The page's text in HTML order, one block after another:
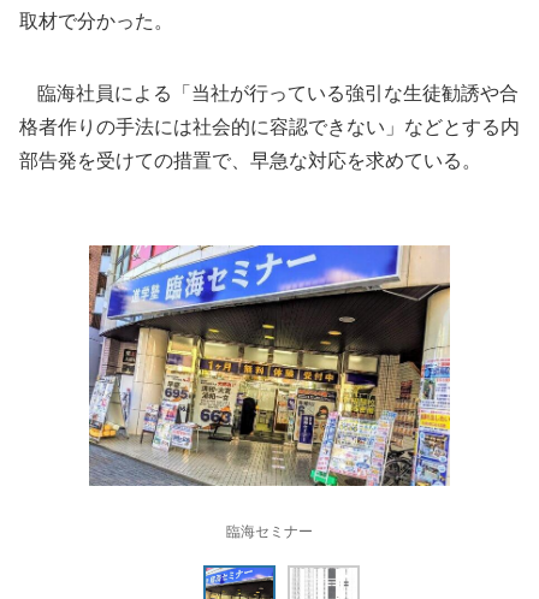
取材で分かった。
臨海社員による「当社が行っている強引な生徒勧誘や合
格者作りの手法には社会的に容認できない」などとする内
部告発を受けての措置で、早急な対応を求めている。
臨海セミナー